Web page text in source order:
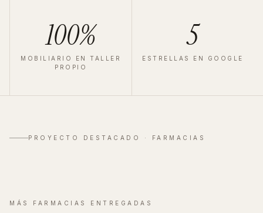
100%
MOBILIARIO EN TALLER
PROPIO
5
ESTRELLAS EN GOOGLE
PROYECTO DESTACADO · FARMACIAS
Velázquez
MÁS FARMACIAS ENTREGADAS